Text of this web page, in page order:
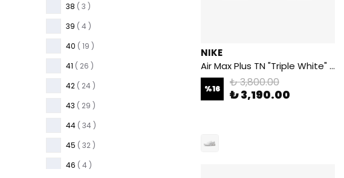
38 ( 3 )
39 ( 4 )
40 ( 19 )
41 ( 26 )
42 ( 24 )
43 ( 29 )
44 ( 34 )
45 ( 32 )
46 ( 4 )
NIKE
Air Max Plus TN "Triple White" - Beyaz
%16 ₺ 3,800.00
₺ 3,190.00